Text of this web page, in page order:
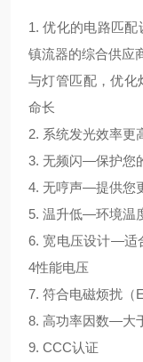
1. 优化的电路匹
镇流器的综合供应
与灯管匹配，优化
命长
2. 系统发光效率更
3. 无频闪—保护您
4. 无哼声—提供您
5. 温升低—环境温
6. 宽电压设计—适
4性能电压
7. 符合电磁烦扰（
8. 高功率因数—大
9. CCC认证